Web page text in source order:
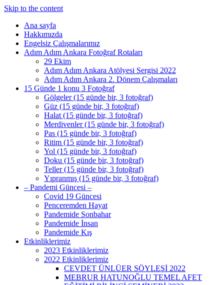
Skip to the content
Ana sayfa
Hakkımızda
Engelsiz Çalışmalarımız
Adım Adım Ankara Fotoğraf Rotaları
29 Ekim
Adım Adım Ankara Atölyesi Sergisi 2022
Adım Adım Ankara 2. Dönem Çalışmaları
15 Günde 1 konu 3 Fotoğraf
Gölgeler (15 günde bir, 3 fotoğraf)
Güz (15 günde bir, 3 fotoğraf)
Halat (15 günde bir, 3 fotoğraf)
Merdivenler (15 günde bir, 3 fotoğraf)
Pas (15 günde bir, 3 fotoğraf)
Ritim (15 günde bir, 3 fotoğraf)
Yol (15 günde bir, 3 fotoğraf)
Doku (15 günde bir, 3 fotoğraf)
Teller (15 günde bir, 3 fotoğraf)
Yıpranmış (15 günde bir, 3 fotoğraf)
– Pandemi Güncesi –
Covid 19 Güncesi
Penceremden Hayat
Pandemide Sonbahar
Pandemide İnsan
Pandemide Kış
Etkinliklerimiz
2023 Etkinliklerimiz
2022 Etkinliklerimiz
CEVDET ÜNLÜER SÖYLEŞİ 2022
MEBRUR HATUNOĞLU TEMEL AFET